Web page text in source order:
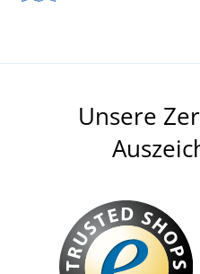
Unsere